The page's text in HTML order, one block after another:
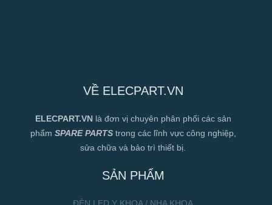
VỀ ELECPART.VN
ELECPART.VN là đơn vị chuyên phân phối các sản
phẩm SPARE PARTStrong các lĩnh vực công nghiệp,
sửa chữa và bảo trì thiết bị.
SẢN PHẨM
ĐÈN LED Y KHOA / NHA KHOA